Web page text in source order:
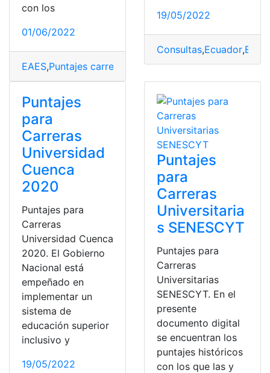
con los
01/06/2022
EAES,Puntajes carreras puntajes referenciales,Ser
19/05/2022
Consultas,Ecuador,
Puntajes
para
Carreras
Universidad
Cuenca
2020
Puntajes para
Carreras
Universidad Cuenca
2020. El Gobierno
Nacional está
empeñado en
implementar un
sistema de
educación superior
inclusivo y
19/05/2022
Puntajes
para
Carreras
Universitaria
s SENESCYT
Puntajes para
Carreras
Universitarias
SENESCYT. En el
presente
documento digital
se encuentran los
puntajes históricos
con los que las y